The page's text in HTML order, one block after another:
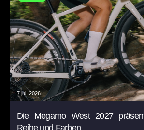
7 jul. 2026
Die Megamo West 2027
Reihe und Farben